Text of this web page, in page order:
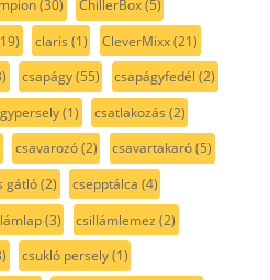
(30) ChillerBox(5)
claris (1) CleverMixx(21)
csapágy(55) csapágyfedél (2)
(1) csatlakozás (2)
csavarozó(2) csavartakaró(5)
gátló(2) csepptálca (4)
(3) csillámlemez (2)
csukló persely(1)